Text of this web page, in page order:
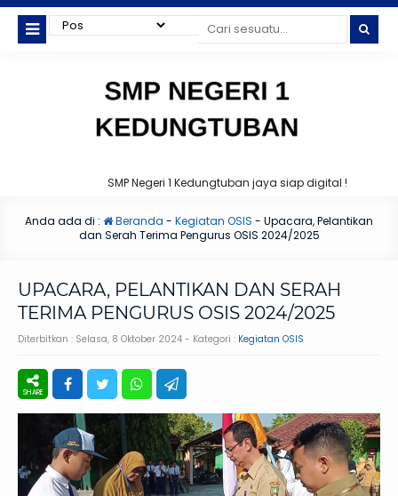
SMP Negeri 1 Kedungtuban jaya siap digital !
Anda ada di : Beranda - Kegiatan OSIS - Upacara, Pelantikan
dan Serah Terima Pengurus OSIS 2024/2025
UPACARA, PELANTIKAN DAN SERAH
TERIMA PENGURUS OSIS 2024/2025
Diterbitkan : Selasa, 8 Oktober 2024 - Kategori : Kegiatan OSIS